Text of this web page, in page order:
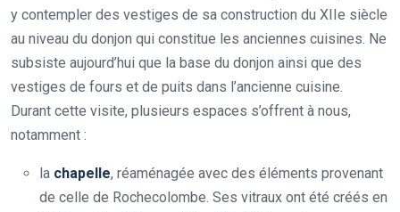
y contempler des vestiges de sa construction du XIIe siècle
au niveau du donjon qui constitue les anciennes cuisines. Ne
subsiste aujourd’hui que la base du donjon ainsi que des
vestiges de fours et de puits dans l’ancienne cuisine.
Durant cette visite, plusieurs espaces s’offrent à nous,
notamment :
la chapelle, réaménagée avec des éléments provenant
de celle de Rochecolombe. Ses vitraux ont été créés en